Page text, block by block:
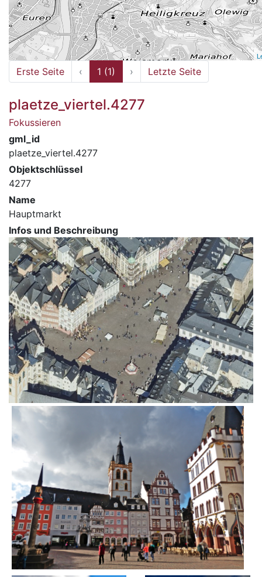
Erste Seite ‹ 1 (1) › Letzte Seite
plaetze_viertel.4277
Fokussieren
gml_id
plaetze_viertel.4277
Objektschlüssel
4277
Name
Hauptmarkt
Infos und Beschreibung